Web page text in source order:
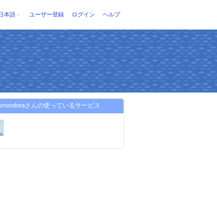
本語 ユーザー登録 ログイン ヘルプ
さんの使っているサービス